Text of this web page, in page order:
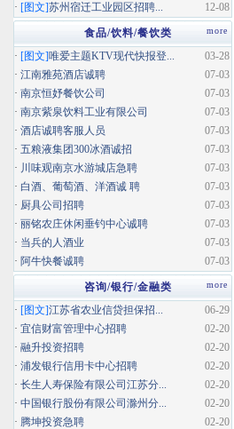
12-08
· [图文]苏州宿迁工业园区招聘...
more
食品/饮料/餐饮类
03-28
· [图文]唯爱主题KTV现代快报登...
07-03
· 江南雅苑酒店诚聘
07-03
· 南京恒妤餐饮公司
07-03
· 南京紫泉饮料工业有限公司
07-03
· 酒店诚聘客服人员
07-03
· 五粮液集团300冰酒诚招
07-03
· 川味观南京水游城店急聘
07-03
· 白酒、葡萄酒、洋酒诚 聘
07-03
· 厨具公司招聘
07-03
· 丽铭农庄休闲垂钓中心诚聘
07-03
· 当兵的人酒业
07-03
· 阿牛快餐诚聘
more
咨询/银行/金融类
06-29
· [图文]江苏省农业信贷担保招...
02-20
· 宜信财富管理中心招聘
02-20
· 融升投资招聘
02-20
· 浦发银行信用卡中心招聘
02-20
· 长生人寿保险有限公司江苏分...
02-20
· 中国银行股份有限公司滁州分...
02-20
· 腾坤投资急聘